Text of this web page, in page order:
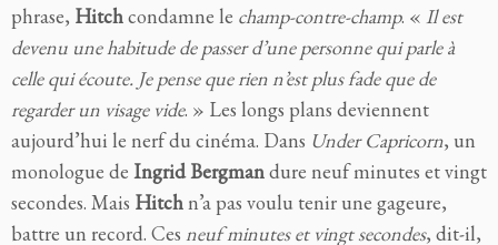
phrase, Hitchcondamne le champ-contre-champ. « Il est
devenu une habitude de passer d’une personne qui parle à
celle qui écoute. Je pense que rien n’est plus fade que de
regarder un visage vide. » Les longs plans deviennent
aujourd’hui le nerf du cinéma. Dans Under Capricorn, un
monologue de Ingrid Bergmandure neuf minutes et vingt
secondes. Mais Hitchn’a pas voulu tenir une gageure,
battre un record. Ces neuf minutes et vingt secondes, dit-il,